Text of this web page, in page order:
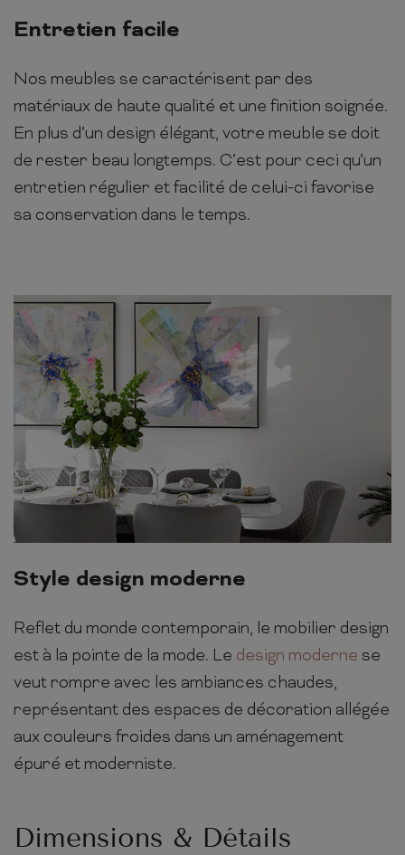
Entretien facile
Nos meubles se caractérisent par des
matériaux de haute qualité et une finition soignée.
En plus d’un design élégant, votre meuble se doit
de rester beau longtemps. C’est pour ceci qu’un
entretien régulier et facilité de celui-ci favorise
sa conservation dans le temps.
Style design moderne
Reflet du monde contemporain, le mobilier design
est à la pointe de la mode. Le design moderne se
veut rompre avec les ambiances chaudes,
représentant des espaces de décoration allégée
aux couleurs froides dans un aménagement
épuré et moderniste.
Dimensions & Détails